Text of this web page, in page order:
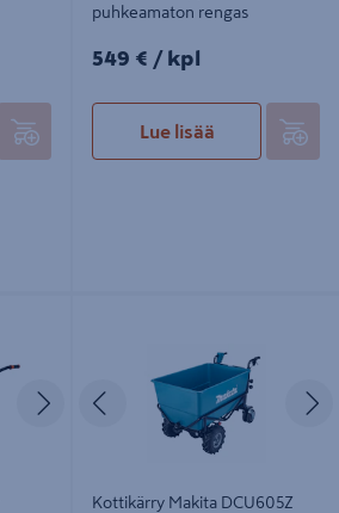
puhkeamaton rengas
549€/kpl
549 € / kpl
Lue lisää
SeuraavaEdellinen
Kottikärry Makita DCU605Z